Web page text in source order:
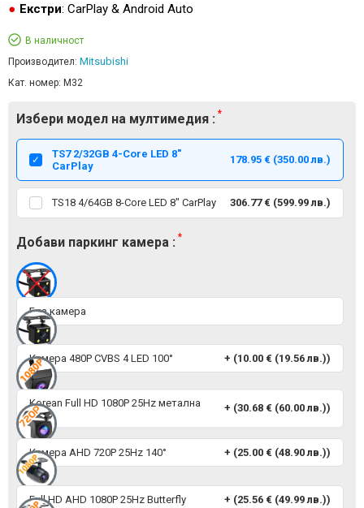
Екстри: CarPlay & Android Auto
В наличност
Производител: Mitsubishi
Кат. номер: M32
Избери модел на мултимедия :
TS7 2/32GB 4-Core LED 8"
CarPlay
178.95 € (350.00 лв.)
TS18 4/64GB 8-Core LED 8" CarPlay 306.77 € (599.99 лв.)
Добави паркинг камера :
Без камера
Камера 480P CVBS 4 LED 100° + (10.00 € (19.56 лв.))
Korean Full HD 1080P 25Hz метална
140°
+ (30.68 € (60.00 лв.))
Камера AHD 720P 25Hz 140° + (25.00 € (48.90 лв.))
Full HD AHD 1080P 25Hz Butterfly + (25.56 € (49.99 лв.))